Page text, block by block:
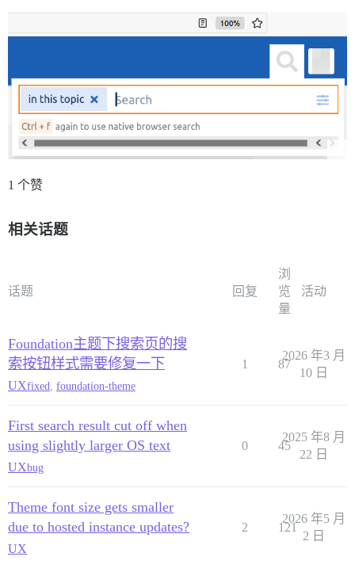
1 个赞
相关话题
话题 回复
浏
览
量
活动
Foundation主题下搜索页的搜
索按钮样式需要修复一下
UXfixed foundation-theme
1 87
2026 年3 月
10 日
First search result cut off when
using slightly larger OS text
UXbug
0 45
2025 年8 月
22 日
Theme font size gets smaller
due to hosted instance updates?
UX
2 121
2026 年5 月
2 日